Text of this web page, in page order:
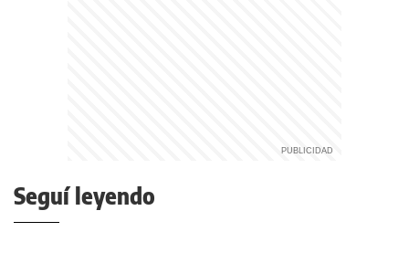
Seguí leyendo